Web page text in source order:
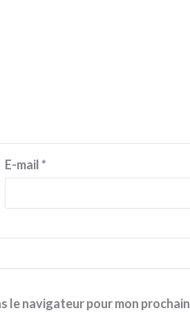
E-mail*
le navigateur pour mon prochain